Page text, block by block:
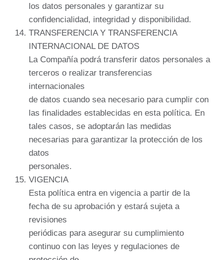
los datos personales y garantizar su
confidencialidad, integridad y disponibilidad.
TRANSFERENCIA Y TRANSFERENCIA
INTERNACIONAL DE DATOS
La Compañía podrá transferir datos personales a
terceros o realizar transferencias
internacionales
de datos cuando sea necesario para cumplir con
las finalidades establecidas en esta política. En
tales casos, se adoptarán las medidas
necesarias para garantizar la protección de los
datos
personales.
VIGENCIA
Esta política entra en vigencia a partir de la
fecha de su aprobación y estará sujeta a
revisiones
periódicas para asegurar su cumplimiento
continuo con las leyes y regulaciones de